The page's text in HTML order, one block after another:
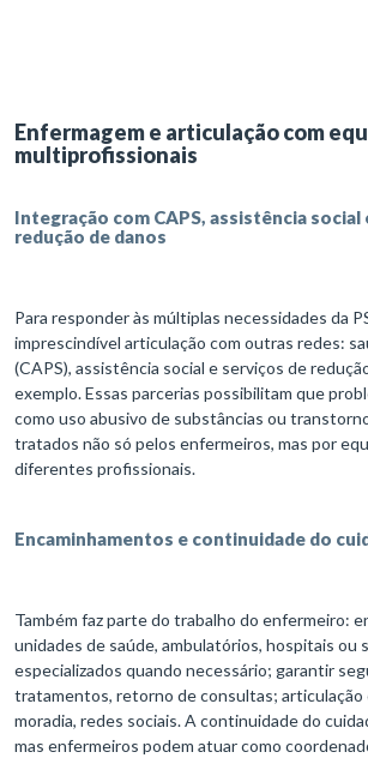
Enfermagem e articulação com
multiprofissionais
Integração com CAPS, assistência social
redução de danos
Para responder às múltiplas necessidades da
imprescindível articulação com outras redes:
(CAPS), assistência social e serviços de
exemplo. Essas parcerias possibilitam que
como uso abusivo de substâncias ou
tratados não só pelos enfermeiros, mas por
diferentes profissionais.
Encaminhamentos e continuidade do
Também faz parte do trabalho do enfermeiro:
unidades de saúde, ambulatórios, hospitais ou
especializados quando necessário; garantir
tratamentos, retorno de consultas; articulação
moradia, redes sociais. A continuidade do
mas enfermeiros podem atuar como